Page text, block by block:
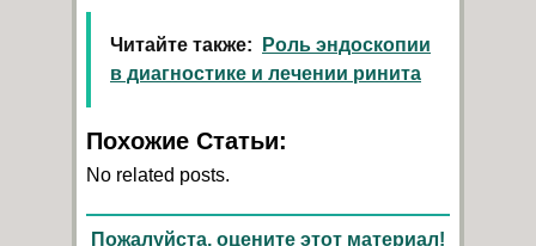
Читайте также:
Роль эндоскопии
в диагностике и лечении ринита
Похожие Статьи:
No related posts.
Пожалуйста, оцените этот материал!